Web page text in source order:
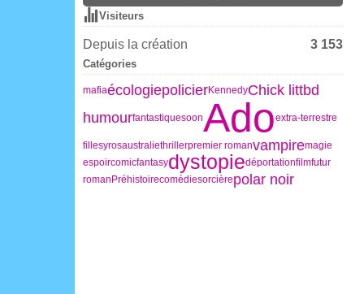
Visiteurs
Depuis la création 3 153
Catégories
mafiaécologiepolicierKennedyChick littbd
humourfantastiquesoonAdoextra-terrestre
fillesyrosaustraliethrillerpremier romanvampiremagie
espoircomicfantasydystopiedéportationfilmfutur
roman Préhistoirecomédiesorcièrepolar noir